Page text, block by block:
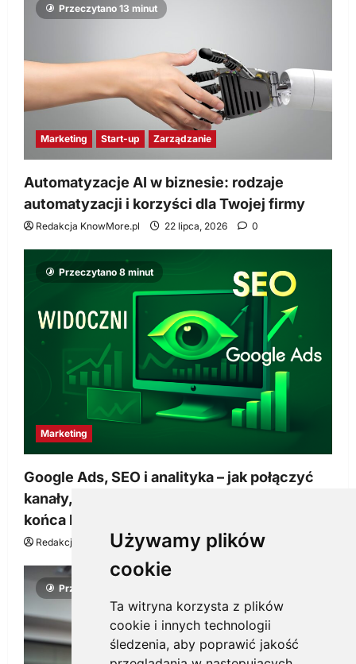
Używamy plików
cookie
Ta witryna korzysta z plików
cookie i innych technologii
śledzenia, aby poprawić jakość
Przeczytano 13 minut
Marketing Start-up Zarządzanie
Automatyzacje AI w biznesie: rodzaje
automatyzacji i korzyści dla Twojej firmy
Redakcja KnowMore.pl 22 lipca, 2026 0
Przeczytano 8 minut
Marketing
Google Ads, SEO i analityka – jak połączyć
kanały, żeby reklama pracowała dłużej niż do
końca budżetu
Redakcja KnowMore.pl 20 marca, 2026 0
Przeczytano 4 minut